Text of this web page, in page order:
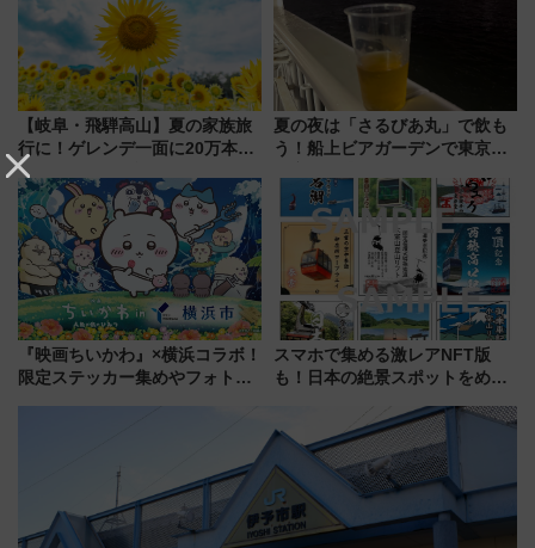
【岐阜・飛騨高山】夏の家族旅
行に！ゲレンデ一面に20万本の
ひまわりが咲き誇る「アルコピ
アひまわり園」開園
夏の夜は「さるびあ丸」で飲も
う！船上ビアガーデンで東京湾
杯……工場直送生ビールや島グ
ルメが美味い
『映画ちいかわ』×横浜コラボ！
限定ステッカー集めやフォトス
スマホで集める激レアNFT版
も！日本の絶景スポットをめぐ
ん)」企画がスタート